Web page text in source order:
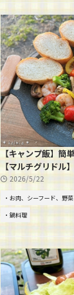
【キャンプ飯】簡
【マルチグリドル】
2026/5/22
・お肉、シーフード、野菜
・鍋料理